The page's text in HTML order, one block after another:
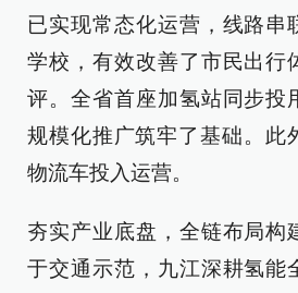
已实现常态化运营，线路串
学校，有效改善了市民出行
评。全省首座加氢站同步投
规模化推广筑牢了基础。此
物流车投入运营。
夯实产业底盘，全链布局构
于交通示范，九江深耕氢能